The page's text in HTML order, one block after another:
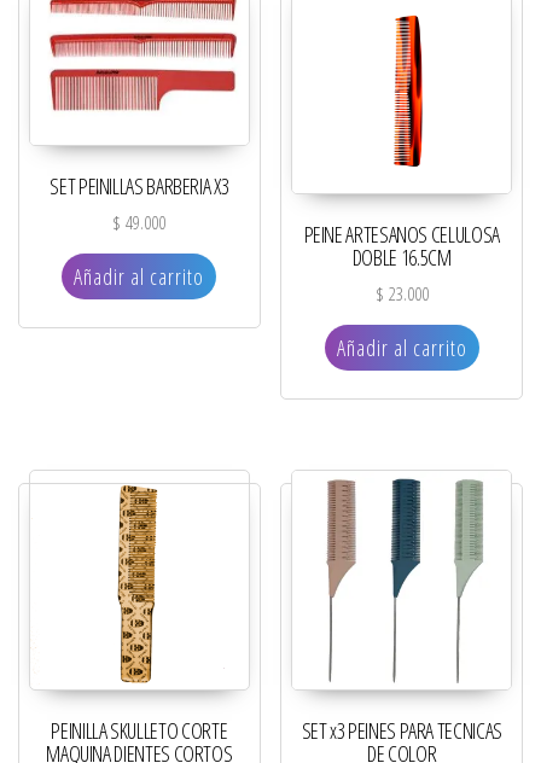
SET PEINILLAS BARBERIA X3
$ 49.000
Añadir al carrito
PEINE ARTESANOS CELULOSA
DOBLE 16.5CM
$ 23.000
Añadir al carrito
PEINILLA SKULLETO CORTE
MAQUINA DIENTES CORTOS
SET x3 PEINES PARA TECNICAS
DE COLOR